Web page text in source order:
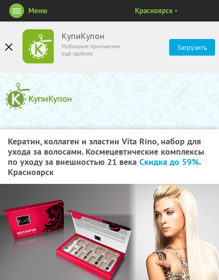
КупиКупон
Мобильное приложение
ещё удобнее
Загрузить
Меню Красноярск
Кератин, коллаген и эластин Vita Rino, набор для
ухода за волосами. Космецевтические комплексы
по уходу за внешностью 21 века Скидка до 59%.
Красноярск